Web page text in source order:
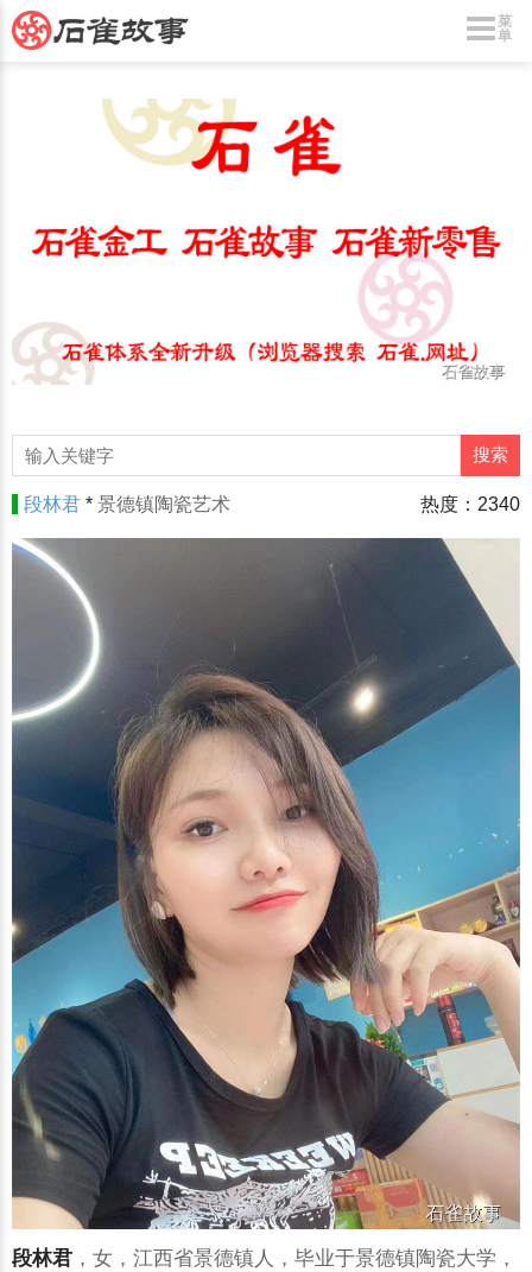
菜
单
段林君 * 景德镇陶瓷艺术 热度：2340
段林君 ，女，江西省景德镇人，毕业于景德镇陶瓷大学，